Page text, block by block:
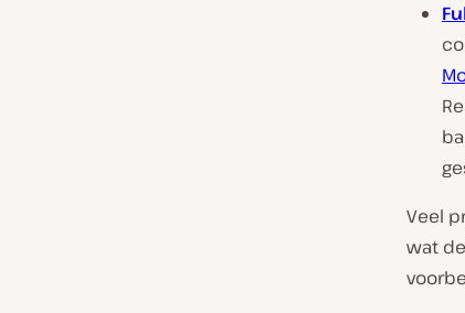
Veel
wat